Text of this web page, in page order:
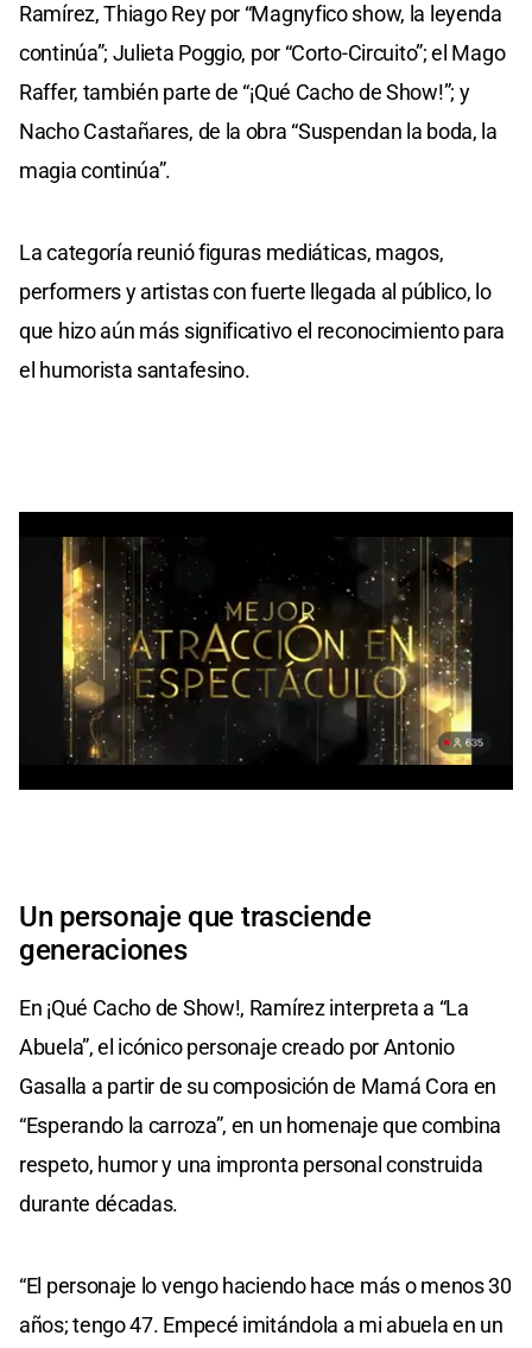
Ramírez, Thiago Rey por “Magnyfico show, la leyenda
continúa”; Julieta Poggio, por “Corto-Circuito”; el Mago
Raffer, también parte de “¡Qué Cacho de Show!”; y
Nacho Castañares, de la obra “Suspendan la boda, la
magia continúa”.
La categoría reunió figuras mediáticas, magos,
performers y artistas con fuerte llegada al público, lo
que hizo aún más significativo el reconocimiento para
el humorista santafesino.
Un personaje que trasciende
generaciones
En ¡Qué Cacho de Show!, Ramírez interpreta a “La
Abuela”, el icónico personaje creado por Antonio
Gasalla a partir de su composición de Mamá Cora en
“Esperando la carroza”, en un homenaje que combina
respeto, humor y una impronta personal construida
durante décadas.
“El personaje lo vengo haciendo hace más o menos 30
años; tengo 47. Empecé imitándola a mi abuela en un